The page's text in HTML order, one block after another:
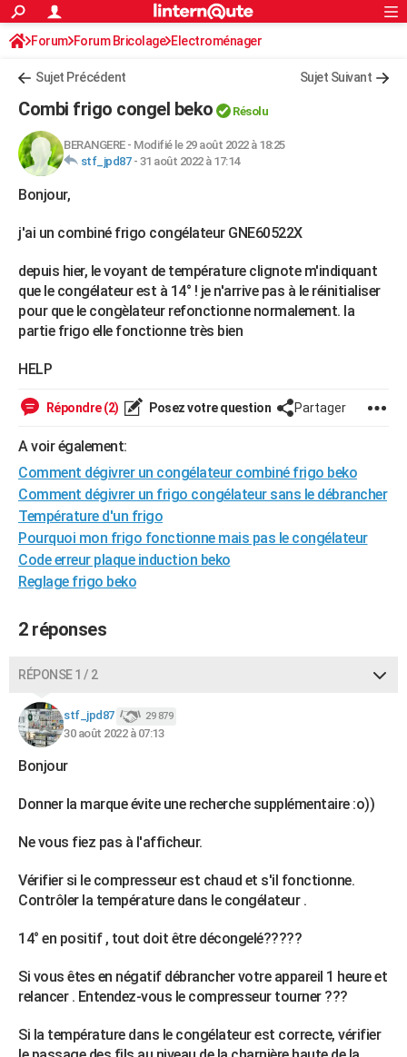
ACTUALITÉS
Politique
Société
Faits Divers
Education
Monde
Villes
+
FINANCE
Retraite
Impôts
Epargne
Immobilier
Risques naturels par ville
Banque
Assurance
Crédit
AUTO
Essais
Réserver un essai
Citadines
Berlines
SUV
Forum auto
+HIGH-TECH
Mobiles
Meilleur smartphone
Internet
Ordinateurs
Jeux vidéo
Guide high-tech
+BRICOLAGE
Forum
Aménagement intérieur
Extérieur
Cuisine
Salle de bains
Jardinage
Rangement
WEEK-END
Guides de France
Escapades
Patrimoine
Expositions
Musées
Week-end nature
+LIFESTYLE
GUIDES D'ACHAT
BONS PLANS
CARTE DE VOEUX
Carte de Noël
Carte Bonne année
Carte Saint-Valentin
Carte Pâques
Carte d'anniversaire
DICTIONNAIRE
S'inscrire
Se connecter
Lycées
Collèges
Primaires
Universités
Entreprises
Service militaire
Avis de recherche
FORUM
S'inscrire
Connexion
Forum Forum Bricolage Electroménager
Sujet Précédent Sujet Suivant
Combi frigo congel beko Résolu
BERANGERE- Modifié le 29 août 2022 à 18:25
stf_jpd87- 31 août 2022 à 17:14
Bonjour,
j'ai un combiné frigo congélateur GNE60522X
depuis hier, le voyant de température clignote m'indiquant
que le congélateur est à 14° ! je n'arrive pas à le réinitialiser
pour que le congèlateur refonctionne normalement. la
partie frigo elle fonctionne très bien
HELP
Répondre (2) Posez votre question Partager
A voir également:
Comment dégivrer un congélateur combiné frigo beko
Comment dégivrer un frigo congélateur sans le débrancher
Température d'un frigo
Pourquoi mon frigo fonctionne mais pas le congélateur
Code erreur plaque induction beko
Reglage frigo beko
2 réponses
RÉPONSE 1 / 2
stf_jpd87 29 879
30 août 2022 à 07:13
Bonjour
Donner la marque évite une recherche supplémentaire :o))
Ne vous fiez pas à l'afficheur.
Vérifier si le compresseur est chaud et s'il fonctionne.
Contrôler la température dans le congélateur .
14° en positif , tout doit être décongelé?????
Si vous êtes en négatif débrancher votre appareil 1 heure et
relancer . Entendez-vous le compresseur tourner ???
Si la température dans le congélateur est correcte, vérifier